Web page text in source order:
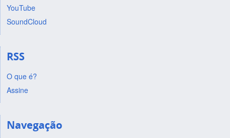
YouTube
SoundCloud
RSS
O que é?
Assine
Navegação